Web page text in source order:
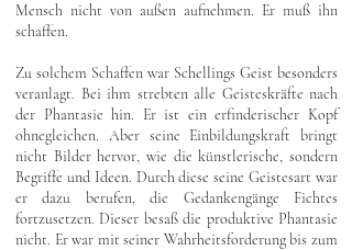
Mensch nicht von außen aufnehmen. Er muß ihn
schaffen.
Zu solchem Schaffen war Schellings Geist besonders
veranlagt. Bei ihm strebten alle Geisteskräfte nach
der Phantasie hin. Er ist ein erfinderischer Kopf
ohnegleichen. Aber seine Einbildungskraft bringt
nicht Bilder hervor, wie die künstlerische, sondern
Begriffe und Ideen. Durch diese seine Geistesart war
er dazu berufen, die Gedankengänge Fichtes
fortzusetzen. Dieser besaß die produktive Phantasie
nicht. Er war mit seiner Wahrheitsforderung bis zum